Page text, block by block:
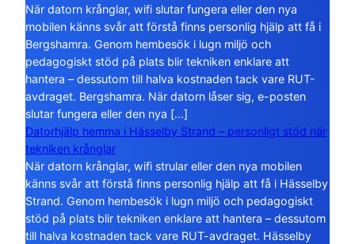
När datorn krånglar, wifi slutar fungera eller den nya
mobilen känns svår att förstå finns personlig hjälp att få i
Bergshamra. Genom hembesök i lugn miljö och
pedagogiskt stöd på plats blir tekniken enklare att
hantera – dessutom till halva kostnaden tack vare RUT-
avdraget. Bergshamra. När datorn låser sig, e-posten
slutar fungera eller den nya […]
Datorhjälp hemma i Hässelby Strand – personligt stöd när
tekniken krånglar
När datorn krånglar, wifi strular eller den nya mobilen
känns svår att förstå finns personlig hjälp att få i Hässelby
Strand. Genom hembesök i lugn miljö och pedagogiskt
stöd på plats blir tekniken enklare att hantera – dessutom
till halva kostnaden tack vare RUT-avdraget. Hässelby